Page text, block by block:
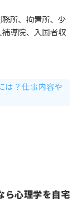
所、拘置所、少
導院、入国者収
は？仕事内容や
ら心理学を自宅